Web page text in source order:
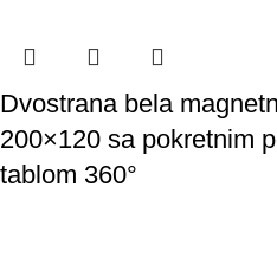
Dvostrana bela
200×120 sa pokretnim
tablom 360°